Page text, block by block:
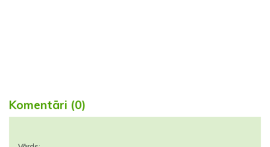
Komentāri (0)